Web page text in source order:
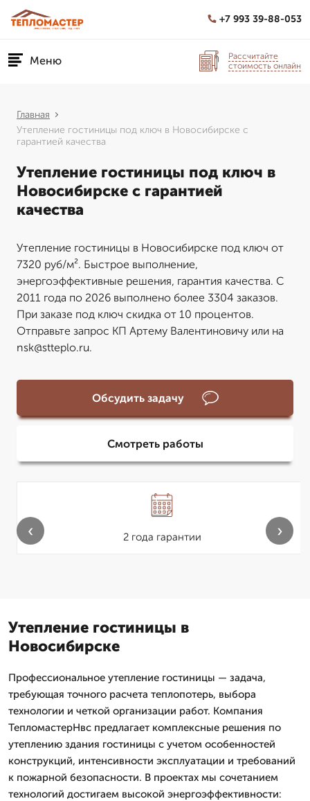
+7 993 39-88-053
Меню
Рассчитайте
стоимость онлайн
Главная
Утепление гостиницы под ключ в Новосибирске с
гарантией качества
Утепление гостиницы под ключ в
Новосибирске с гарантией
качества
Утепление гостиницы в Новосибирске под ключ от
7320 руб/м². Быстрое выполнение,
энергоэффективные решения, гарантия качества. С
2011 года по 2026 выполнено более 3304 заказов.
При заказе под ключ скидка от 10 процентов.
Отправьте запрос КП Артему Валентиновичу или на
nsk@stteplo.ru.
Обсудить задачу
Смотреть работы
2 года гарантии
‹ ›
Утепление гостиницы в
Новосибирске
Профессиональное утепление гостиницы — задача,
требующая точного расчета теплопотерь, выбора
технологии и четкой организации работ. Компания
ТепломастерНвс предлагает комплексные решения по
утеплению здания гостиницы с учетом особенностей
конструкций, интенсивности эксплуатации и требований
к пожарной безопасности. В проектах мы сочетанием
технологий достигаем высокой энергоэффективности: